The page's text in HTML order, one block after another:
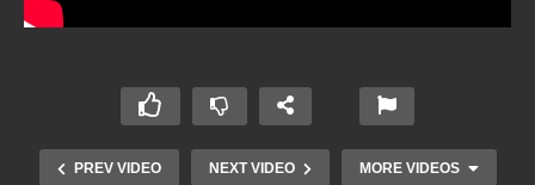
PREV VIDEO NEXT VIDEO MORE VIDEOS